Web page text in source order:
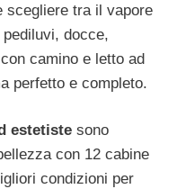
scegliere tra il vapore
docce,
camino e letto ad
perfetto e completo.
estetiste sono
con 12 cabine
condizioni per